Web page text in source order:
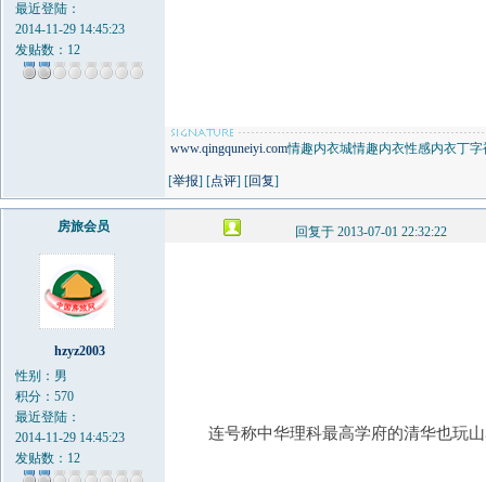
最近登陆：
2014-11-29 14:45:23
发贴数：12
www.qingquneiyi.com情趣内衣城情趣内衣性感内衣丁字
[举报] [点评] [回复]
房旅会员 回复于 2013-07-01 22:32:22
hzyz2003
性别：男
积分：570
最近登陆：
2014-11-29 14:45:23
发贴数：12
连号称中华理科最高学府的清华也玩